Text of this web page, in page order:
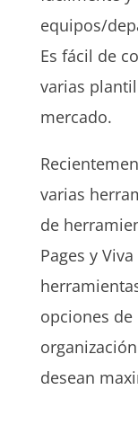
equipos/
Es fácil de
varias
mercado.
varias
de
Pages y
opciones
desean